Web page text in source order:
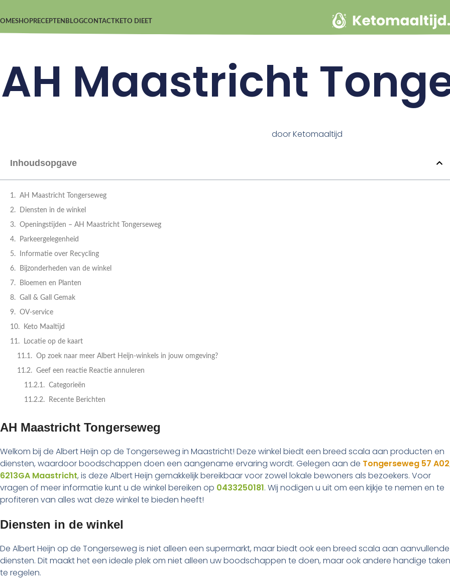
SHOPRECEPTEN BLOGCONTACT KETO DIEET
AH Maastricht
doorKetomaaltijd
Inhoudsopgave
AH Maastricht Tongerseweg
Diensten in de winkel
Openingstijden – AH Maastricht Tongerseweg
Parkeergelegenheid
Informatie over Recycling
Bijzonderheden van de winkel
Bloemen en Planten
Gall & Gall Gemak
OV-service
Keto Maaltijd
Locatie op de kaart
Op zoek naar meer Albert Heijn-winkels in jouw omgeving?
Geef een reactie Reactie annuleren
Categorieën
Recente Berichten
AH Maastricht Tongerseweg
Welkom bij de Albert Heijn op de Tongerseweg in Maastricht! Deze winkel biedt een breed scala aan producten en
diensten, waardoor boodschappen doen een aangename ervaring wordt. Gelegen aan de Tongerseweg 57 A02
6213GA Maastricht, is deze Albert Heijn gemakkelijk bereikbaar voor zowel lokale bewoners als bezoekers. Voor
vragen of meer informatie kunt u de winkel bereiken op 0433250181. Wij nodigen u uit om een kijkje te nemen en te
profiteren van alles wat deze winkel te bieden heeft!
Diensten in de winkel
De Albert Heijn op de Tongerseweg is niet alleen een supermarkt, maar biedt ook een breed scala aan aanvullende
diensten. Dit maakt het een ideale plek om niet alleen uw boodschappen te doen, maar ook andere handige taken
te regelen.